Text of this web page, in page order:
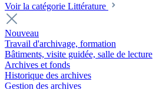
Voir la catégorie Littérature
Nouveau
Travail d'archivage, formation
Bâtiments, visite guidée, salle de lecture
Archives et fonds
Historique des archives
Gestion des archives